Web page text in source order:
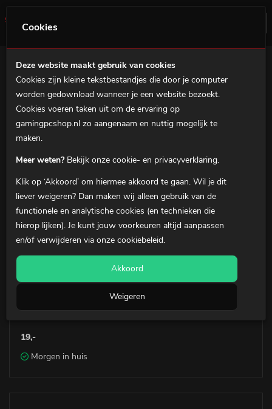
Cookies
Deze website maakt gebruik van cookies
Cookies zijn kleine tekstbestandjes die door je computer
worden gedownload wanneer je een website bezoekt.
Cookies voeren taken uit om de ervaring op
gamingpcshop.nl zo aangenaam en nuttig mogelijk te
maken.
Meer weten? Bekijk onze cookie- en privacyverklaring.
Klik op ‘Akkoord’ om hiermee akkoord te gaan. Wil je dit
liever weigeren? Dan maken wij alleen gebruik van de
functionele en analytische cookies (en technieken die
hierop lijken). Je kunt jouw voorkeuren altijd aanpassen
en/of verwijderen via onze cookiebeleid.
Akkoord
Weigeren
Home
Gaming PC's
MSI Prebuilds
Over ons
Klantenservice
Winkelmandje
Filter
GamingPcShop
RAIDER Pro Gaming Bluetooth 5.0
Adapter
19,-
Morgen in huis